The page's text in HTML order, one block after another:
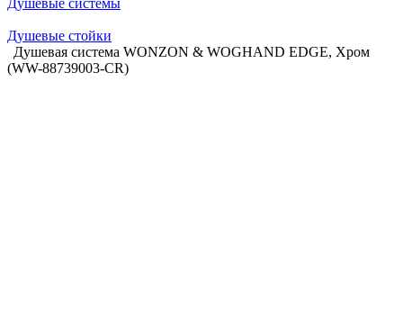
Душевые системы
Душевые стойки
Душевая система WONZON & WOGHAND EDGE, Хром
(WW-88739003-CR)